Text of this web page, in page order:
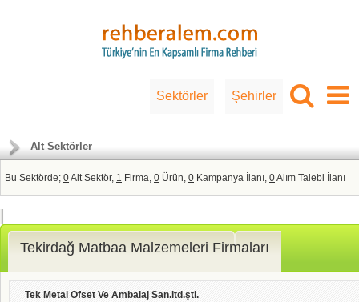
Sektörler Şehirler
Alt Sektörler
Bu Sektörde; 0Alt Sektör, 1 Firma, 0 Ürün, 0 Kampanya İlanı, 0Alım Talebi İlanı
Tekirdağ Matbaa Malzemeleri Firmaları
Tek Metal Ofset Ve Ambalaj San.ltd.şti.